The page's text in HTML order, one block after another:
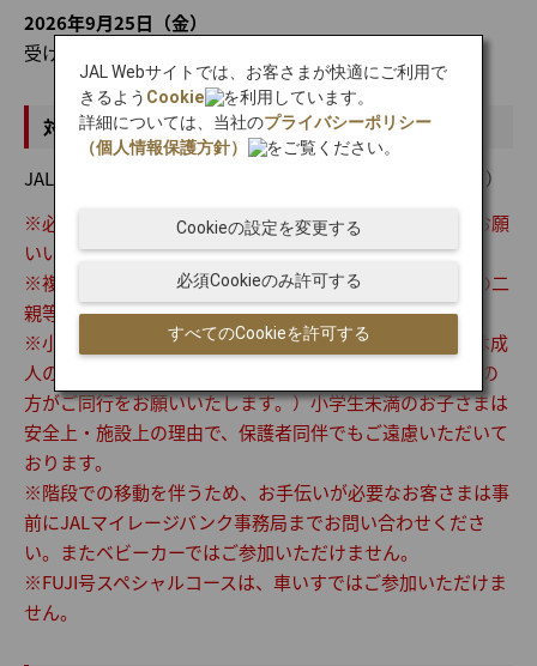
2026年9月25日（金）
受け付け締切日：2026年9月16日(水)
対象会員
JALマイレージバンク（JMB）会員（日本にお住まいの方）
※必ずお申し込み者ご本人様がご参加いただきますようお願
いいたします。
※複数口お申し込みの場合、同行者様は、会員ご本人様の二
親等以内の方に限ります。
※小学生以上のお客さまがご参加いただけます。小学生は成
人のご同行が必要です。（2回お申し込みいただき、成人の
方がご同行をお願いいたします。）小学生未満のお子さまは
安全上・施設上の理由で、保護者同伴でもご遠慮いただいて
おります。
※階段での移動を伴うため、お手伝いが必要なお客さまは事
前にJALマイレージバンク事務局までお問い合わせくださ
い。またベビーカーではご参加いただけません。
※FUJI号スペシャルコースは、車いすではご参加いただけま
せん。
JAL Webサイトでは、お客さまが快適にご利用で
きるよう Cookie
を利用しています。
詳細については、当社のプライバシーポリシー
（個人情報保護方針）
をご覧ください。
すべてのCookieを許可する
必須Cookieのみ許可する
Cookieの設定を変更する